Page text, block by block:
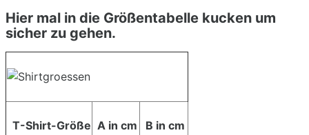
Hier mal in die Größentabelle kucken um
sicher zu gehen.
T-Shirt-Größe A in cm B in cm